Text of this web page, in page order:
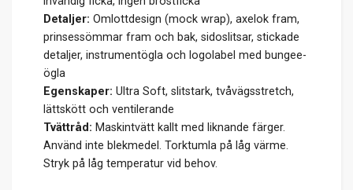
Detaljer: Omlottdesign (mock wrap), axelok fram,
prinsessömmar fram och bak, sidoslitsar, stickade
detaljer, instrumentögla och logolabel med bungee-
ögla
Egenskaper: Ultra Soft, slitstark, tvåvägsstretch,
lättskött och ventilerande
Tvättråd: Maskintvätt kallt med liknande färger.
Använd inte blekmedel. Torktumla på låg värme.
Stryk på låg temperatur vid behov.